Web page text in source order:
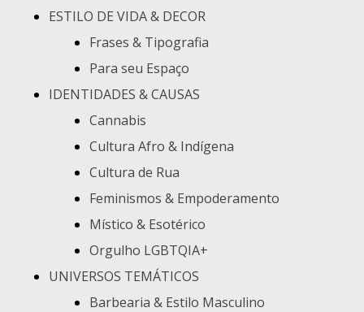
ESTILO DE VIDA & DECOR
Frases & Tipografia
Para seu Espaço
IDENTIDADES & CAUSAS
Cannabis
Cultura Afro & Indígena
Cultura de Rua
Feminismos & Empoderamento
Místico & Esotérico
Orgulho LGBTQIA+
UNIVERSOS TEMÁTICOS
Barbearia & Estilo Masculino